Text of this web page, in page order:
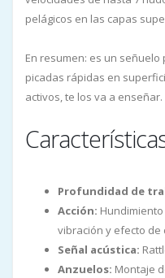
pelágicos en las capas
En resumen: es un
picadas rápidas en
activos, te los va a enseñar.
Profundidad de
Acción:
vibración y efecto de
Señal acústica:
Anzuelos: Montaje